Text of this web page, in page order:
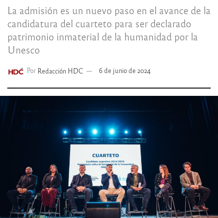
La admisión es un nuevo paso en el avance de la
candidatura del cuarteto para ser declarado
patrimonio inmaterial de la humanidad por la
Unesco
Por Redacción HDC 6 de junio de 2024